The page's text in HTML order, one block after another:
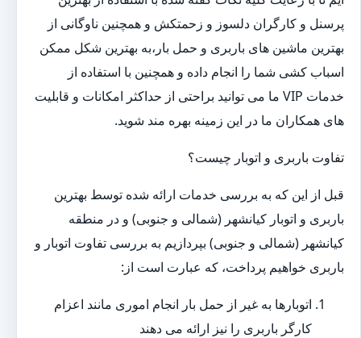
پرسنل و کارگران دلسوز و زحمتکش و همچنین ناوگانی از
بهترین ماشین های باربری و حمل بار،به بهترین شکل ممکن
اسباب کشی شما را انجام داده و همچنین با استفاده از
خدمات VIP ما می توانید براحتی از حداکثر امکانات و قابلیت
های همکاران ما در این زمینه بهره مند شوید.
تفاوت باربری و اتوبار چیست؟
قبل از این که به بررسی خدمات ارائه شده توسط بهترین
باربری و اتوبار کیانشهر (شمالی و جنوبی) و در منطقه
کیانشهر (شمالی و جنوبی) بپردازیم به بررسی تفاوت اتوبار و
باربری خواهیم پرداخت، که عبارت است از:
اتوبارها به غیر از حمل بار انجام اموری مانند اعزام
کارگر باربری را نیز ارائه می دهند